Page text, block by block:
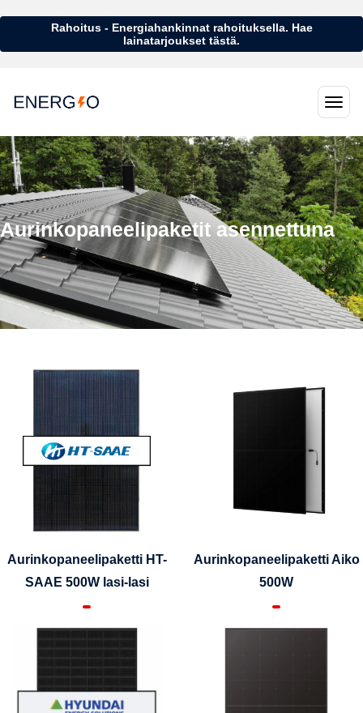
Rahoitus - Energiahankinnat rahoituksella. Hae
lainatarjoukset tästä.
Aurinkopaneelipaketit asennettuna
Aurinkopaneelipaketti HT-
SAAE 500W lasi-lasi
Aurinkopaneelipaketti Aiko
500W